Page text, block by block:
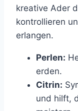
kreative Ader
kontrollieren
erlangen.
Perlen:
erden.
Citrin:
und hilft,